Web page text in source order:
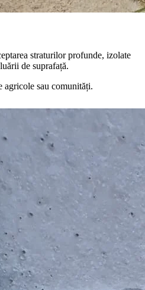
straturilor profunde, izolate
de suprafață.
agricole sau comunități.